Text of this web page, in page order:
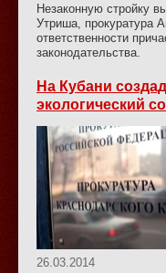
Незаконную стройку
Утриша, прокуратура
ответственности
законодательства.
На Кубани
экологический
26.03.2014